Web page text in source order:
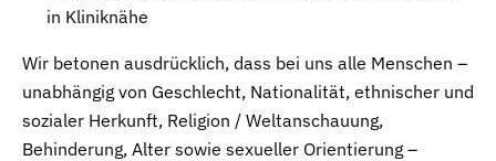
in Kliniknähe
Wir betonen ausdrücklich, dass bei uns alle Menschen –
unabhängig von Geschlecht, Nationalität, ethnischer und
sozialer Herkunft, Religion / Weltanschauung,
Behinderung, Alter sowie sexueller Orientierung –